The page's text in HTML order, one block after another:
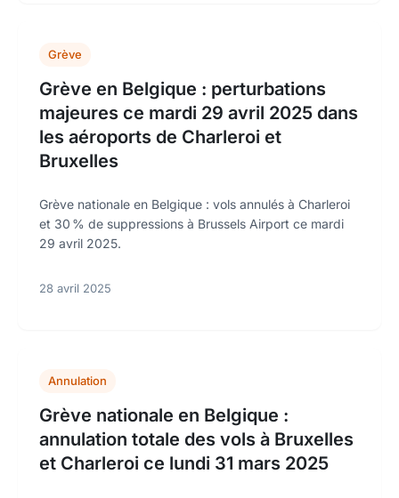
Grève
Grève en Belgique : perturbations
majeures ce mardi 29 avril 2025 dans
les aéroports de Charleroi et
Bruxelles
Grève nationale en Belgique : vols annulés à Charleroi
et 30 % de suppressions à Brussels Airport ce mardi
29 avril 2025.
28 avril 2025
Annulation
Grève nationale en Belgique :
annulation totale des vols à Bruxelles
et Charleroi ce lundi 31 mars 2025